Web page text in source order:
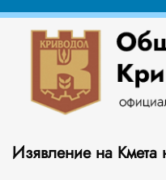
Изявление на